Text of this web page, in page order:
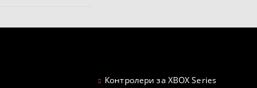
Контролери за XBOX Series